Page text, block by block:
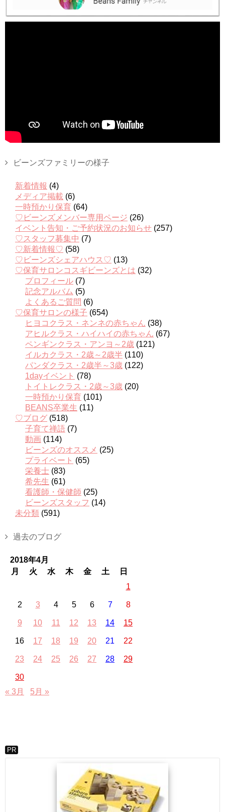
ビーンズファミリーの様子
新着情報 (4)
メディア掲載 (6)
一時預かり保育 (64)
♡ビーンズメンバー専用ページ (26)
イベント告知・ご予約状況のお知らせ (257)
♡スタッフ募集中 (7)
♡新着情報♡ (58)
♡ビーンズシェアハウス♡ (13)
♡保育サロンコスギビーンズとは (32)
プロフィール (7)
記念アルバム (5)
よくあるご質問 (6)
♡保育サロンの様子 (654)
ヒヨコクラス・ネンネの赤ちゃん (38)
アヒルクラス・ハイハイの赤ちゃん (67)
ペンギンクラス・アンヨ～2歳 (121)
イルカクラス・2歳～2歳半 (110)
パンダクラス・2歳半～3歳 (122)
1dayイベント (78)
トイトレクラス・2歳～3歳 (20)
一時預かり保育 (101)
BEANS卒業生 (11)
♡ブログ (518)
子育て禅語 (7)
動画 (114)
ビーンズのオススメ (25)
プライベート (65)
栄養士 (83)
希先生 (61)
看護師・保健師 (25)
ビーンズスタッフ (14)
未分類 (591)
過去のブログ
2018年4月
月
火 水 木 金 土
日
1
2 3 4 5 6 7 8
9 10 11 12 13 14 15
16 17 18 19 20 21 22
23 24 25 26 27 28 29
30
« 3月
5月 »
PR